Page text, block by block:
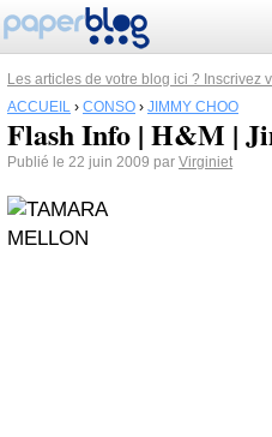
Les articles de votre blog ici ? Inscrivez
ACCUEIL › CONSO › JIMMY CHOO
Flash Info | H&M |
Publié le 22 juin 2009 par Virginiet